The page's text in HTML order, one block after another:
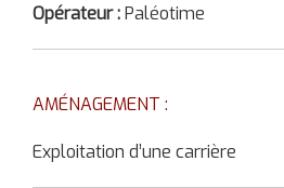
Opérateur :Paléotime
AMÉNAGEMENT :
Exploitation d’une carrière